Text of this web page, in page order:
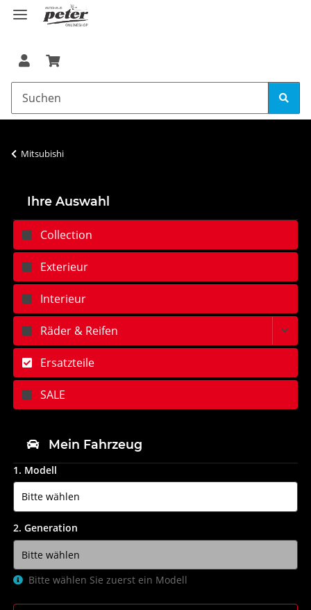
Mitsubishi
Ihre Auswahl
Collection
Exterieur
Interieur
Räder & Reifen
Ersatzteile
SALE
Mein Fahrzeug
1. Modell
2. Generation
Bitte wählen Sie zuerst ein Modell